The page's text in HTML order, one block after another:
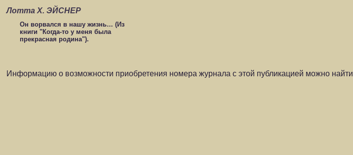
Лотта Х. ЭЙСНЕР
Он ворвался в нашу жизнь… (Из
книги "Когда-то у меня была
прекрасная родина").
Информацию о возможности приобретения номера журнала с этой публикацией можно найти